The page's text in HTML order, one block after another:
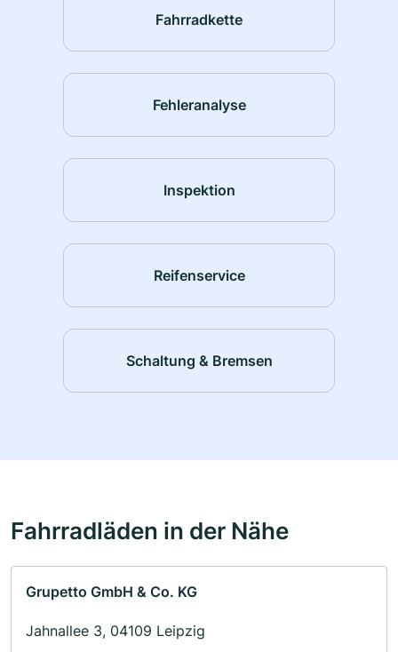
Fahrradkette
Fehleranalyse
Inspektion
Reifenservice
Schaltung & Bremsen
Fahrradläden in der Nähe
Grupetto GmbH & Co. KG
Jahnallee 3, 04109 Leipzig